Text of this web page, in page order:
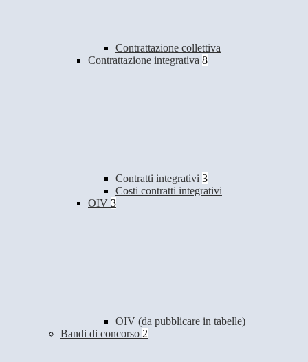
Contrattazione collettiva
Contrattazione integrativa 8
Contratti integrativi 3
Costi contratti integrativi
OIV 3
OIV (da pubblicare in tabelle)
Bandi di concorso 2